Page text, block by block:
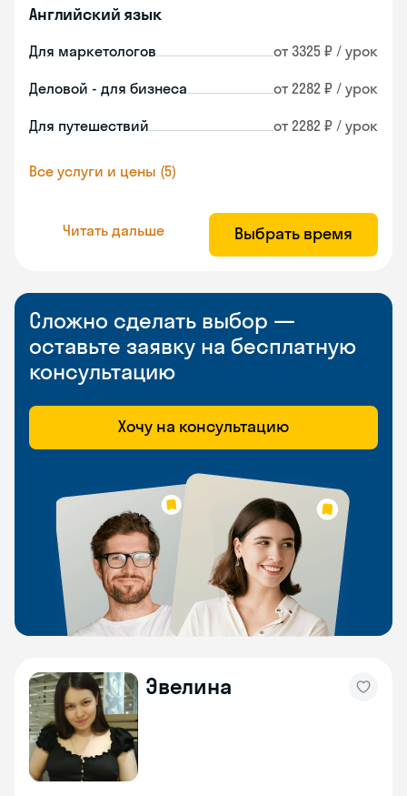
Английский язык
Для маркетологов от 3325 ₽ / урок
Деловой - для бизнеса от 2282 ₽ / урок
Для путешествий от 2282 ₽ / урок
Все услуги и цены (5)
Читать дальше Выбрать время
Сложно сделать выбор —
оставьте заявку на бесплатную
консультацию
Хочу на консультацию
Эвелина